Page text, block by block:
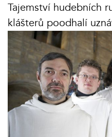
Tajemství hudebních
klášterů poodhalí